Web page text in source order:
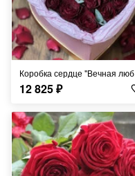
Коробка сердце "Вечная любовь"
12 825₽